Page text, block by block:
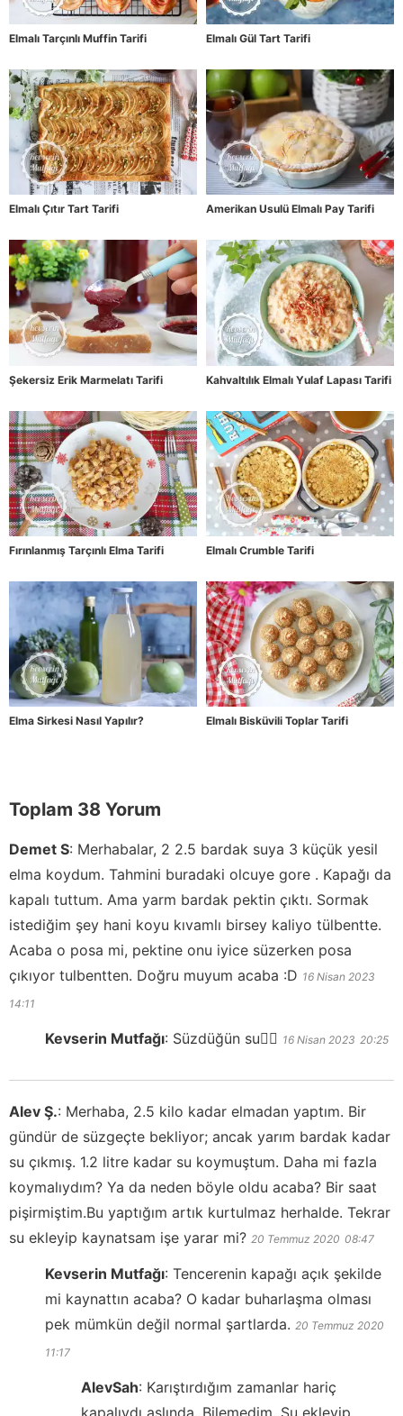
Elmalı Tarçınlı Muffin Tarifi Elmalı Gül Tart Tarifi
Elmalı Çıtır Tart Tarifi Amerikan Usulü Elmalı Pay Tarifi
Şekersiz Erik Marmelatı Tarifi Kahvaltılık Elmalı Yulaf Lapası Tarifi
Fırınlanmış Tarçınlı Elma Tarifi Elmalı Crumble Tarifi
Elma Sirkesi Nasıl Yapılır? Elmalı Bisküvili Toplar Tarifi
Toplam 38 Yorum
Demet S: Merhabalar, 2 2.5 bardak suya 3 küçük yesil
elma koydum. Tahmini buradaki olcuye gore . Kapağı da
kapalı tuttum. Ama yarm bardak pektin çıktı. Sormak
istediğim şey hani koyu kıvamlı birsey kaliyo tülbentte.
Acaba o posa mi, pektine onu iyice süzerken posa
çıkıyor tulbentten. Doğru muyum acaba :D 16 Nisan 2023
14:11
Kevserin Mutfağı: Süzdüğün su👍🏻 16 Nisan 2023 20:25
Alev Ş.: Merhaba, 2.5 kilo kadar elmadan yaptım. Bir
gündür de süzgeçte bekliyor; ancak yarım bardak kadar
su çıkmış. 1.2 litre kadar su koymuştum. Daha mi fazla
koymalıydım? Ya da neden böyle oldu acaba? Bir saat
pişirmiştim.Bu yaptığım artık kurtulmaz herhalde. Tekrar
su ekleyip kaynatsam işe yarar mi? 20 Temmuz 2020 08:47
Kevserin Mutfağı: Tencerenin kapağı açık şekilde
mi kaynattın acaba? O kadar buharlaşma olması
pek mümkün değil normal şartlarda. 20 Temmuz 2020
11:17
AlevSah: Karıştırdığım zamanlar hariç